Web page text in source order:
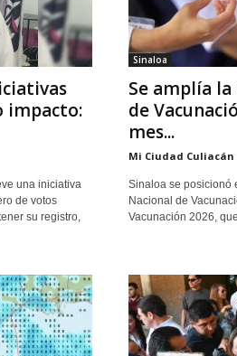
impacto:
una iniciativa
de votos
su registro,
Sinaloa
Se amplía
de
mes...
Mi Ciudad Culiacán
Sinaloa se posicionó
Nacional de
Vacunación 2026,